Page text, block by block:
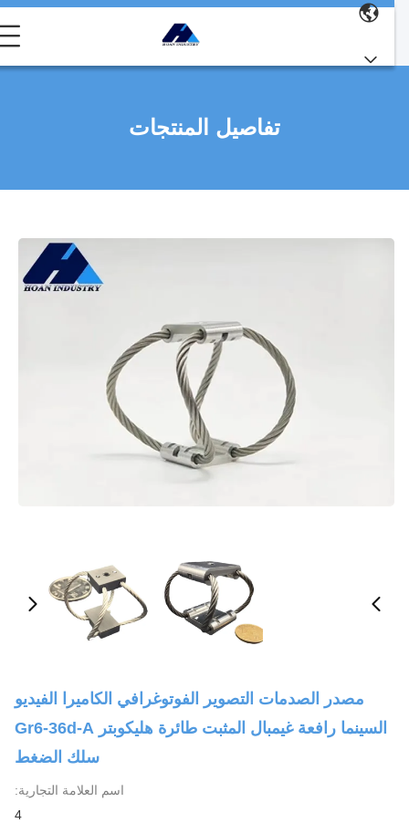
تفاصيل المنتجات
مصدر الصدمات التصوير الفوتوغرافي الكاميرا الفيديو
السينما رافعة غيمبال المثبت طائرة هليكوبتر Gr6-36d-A
سلك الضغط
اسم العلامة التجارية:
4